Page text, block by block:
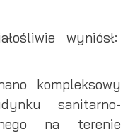
wyniósł:
kompleksowy
sanitarno-
na terenie